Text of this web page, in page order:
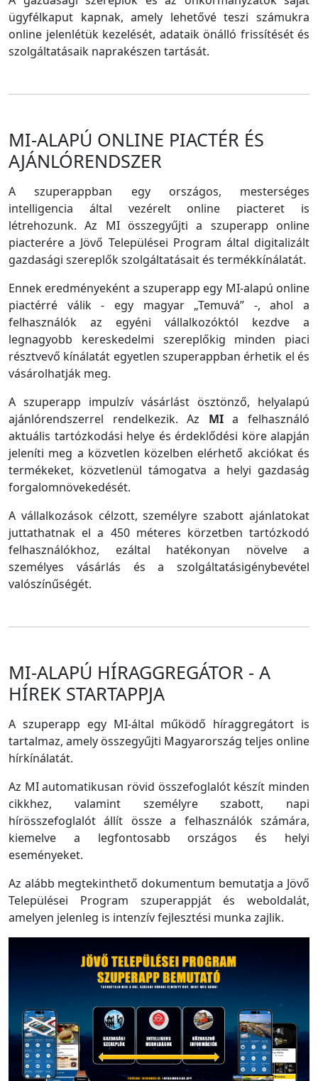
ügyfélkaput kapnak, amely lehetővé teszi számukra
online jelenlétük kezelését, adataik önálló frissítését és
szolgáltatásaik naprakészen tartását.
MI-ALAPÚ ONLINE PIACTÉR ÉS
AJÁNLÓRENDSZER
A szuperappban egy országos, mesterséges
intelligencia által vezérelt online piacteret is
létrehozunk. Az MI összegyűjti a szuperapp online
piacterére a Jövő Települései Program által digitalizált
gazdasági szereplők szolgáltatásait és termékkínálatát.
Ennek eredményeként a szuperapp egy MI-alapú online
piactérré válik - egy magyar „Temuvá” -, ahol a
felhasználók az egyéni vállalkozóktól kezdve a
legnagyobb kereskedelmi szereplőkig minden piaci
résztvevő kínálatát egyetlen szuperappban érhetik el és
vásárolhatják meg.
A szuperapp impulzív vásárlást ösztönző, helyalapú
ajánlórendszerrel rendelkezik. Az MIa felhasználó
aktuális tartózkodási helye és érdeklődési köre alapján
jeleníti meg a közvetlen közelben elérhető akciókat és
termékeket, közvetlenül támogatva a helyi gazdaság
forgalomnövekedését.
A vállalkozások célzott, személyre szabott ajánlatokat
juttathatnak el a 450 méteres körzetben tartózkodó
felhasználókhoz, ezáltal hatékonyan növelve a
személyes vásárlás és a szolgáltatásigénybevétel
valószínűségét.
MI-ALAPÚ HÍRAGGREGÁTOR - A
HÍREK STARTAPPJA
A szuperapp egy MI-által működő híraggregátort is
tartalmaz, amely összegyűjti Magyarország teljes online
hírkínálatát.
Az MI automatikusan rövid összefoglalót készít minden
cikkhez, valamint személyre szabott, napi
hírösszefoglalót állít össze a felhasználók számára,
kiemelve a legfontosabb országos és helyi
eseményeket.
Az alább megtekinthető dokumentum bemutatja a Jövő
Települései Program szuperappját és weboldalát,
amelyen jelenleg is intenzív fejlesztési munka zajlik.